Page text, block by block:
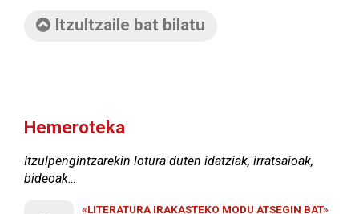
Itzultzaile bat bilatu
Hemeroteka
Itzulpengintzarekin lotura duten idatziak, irratsaioak,
bideoak…
«LITERATURA IRAKASTEKO MODU ATSEGIN BAT»